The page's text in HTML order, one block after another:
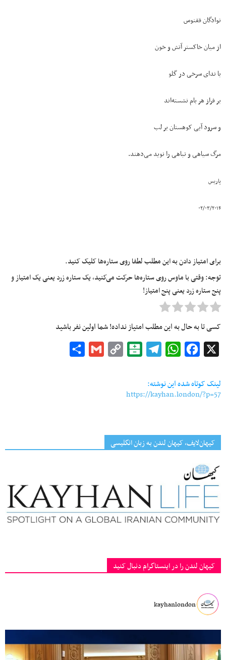
نوادگان ققنوس
از میان خاکستر آتش و خون
با ندای سرخی در گلو
بر فراز هر بام نشسته‌اند
و سرود آبی کوهستان بر لب
مرگ سیاهی و تباهی را نوید می‌دهند.
پاریس
۰۲/۰۳/۲۰۱۴
برای امتیاز دادن به این مطلب لطفا روی ستاره‌ها کلیک کنید.
توجه: وقتی با ماوس روی ستاره‌ها حرکت می‌کنید، یک ستاره زرد یعنی یک امتیاز و
پنج ستاره زرد یعنی پنج امتیاز!
کسی تا به حال به این مطلب امتیاز نداده! شما اولین نفر باشید
Facebook
WhatsApp
Telegram
Balatarin
Copy
Gmail
لینک کوتاه شده این نوشته:
https://kayhan.london/?p=57
کیهان‌لایف، کیهان لندن به زبان انگلیسی
کیهان لندن را در اینستاگرام دنبال کنید
kayhanlondon